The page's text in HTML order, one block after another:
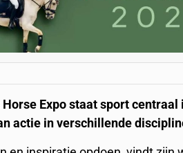
Horse Expo staat sport
actie in verschillende